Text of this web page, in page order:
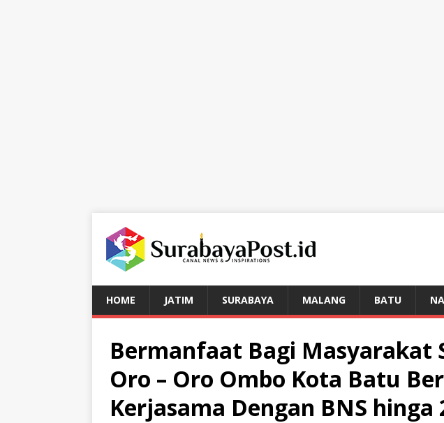
HOME JATIM SURABAYA MALANG BATU
Bermanfaat Bagi Masyarakat
Oro – Oro Ombo Kota Batu
Kerjasama Dengan BNS hinga